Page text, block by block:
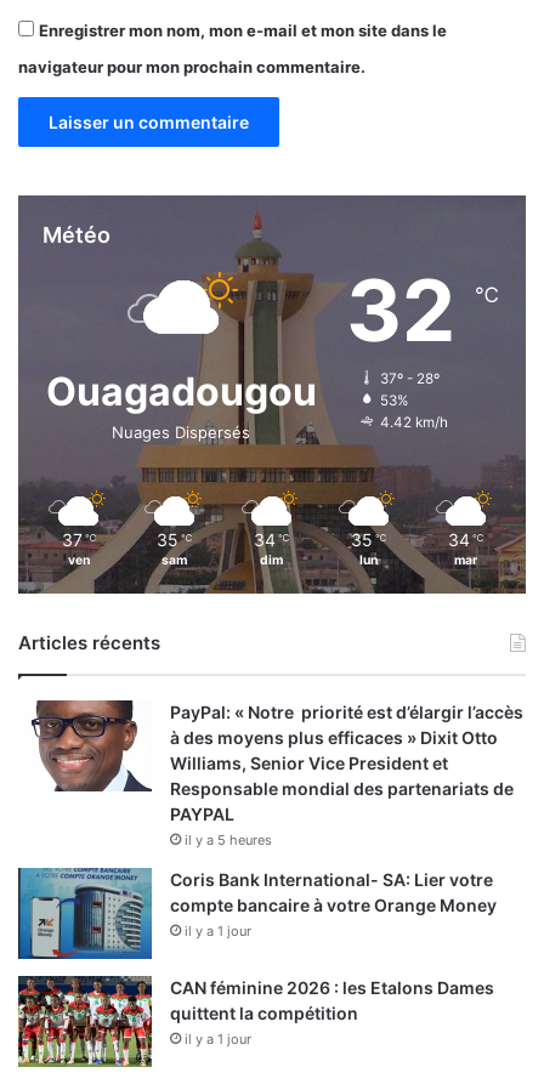
Enregistrer mon nom, mon e-mail et mon site dans le
navigateur pour mon prochain commentaire.
Météo
Ouagadougou
Nuages Dispersés
32 ℃
37º - 28º
53%
4.42 km/h
37 ℃
ven
35 ℃
sam
34 ℃
dim
35 ℃
lun
34 ℃
mar
Articles récents
PayPal: « Notre priorité est d’élargir l’accès
à des moyens plus efficaces » Dixit Otto
Williams, Senior Vice President et
Responsable mondial des partenariats de
PAYPAL
il y a 5 heures
Coris Bank International- SA: Lier votre
compte bancaire à votre Orange Money
il y a 1 jour
CAN féminine 2026 : les Etalons Dames
quittent la compétition
il y a 1 jour